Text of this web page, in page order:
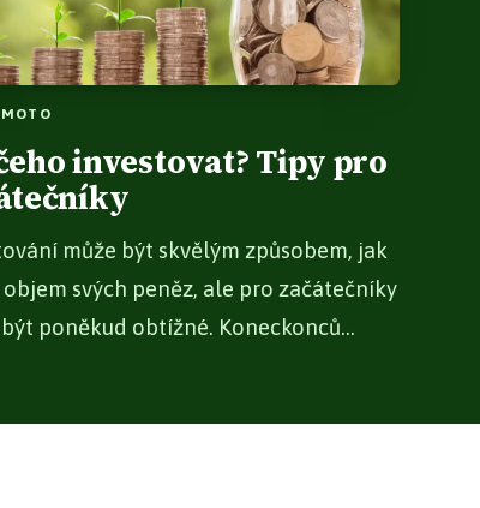
investovat? Tipy pro
může být skvělým způsobem, jak
svých peněz, ale pro začátečníky
poněkud obtížné. Koneckonců...